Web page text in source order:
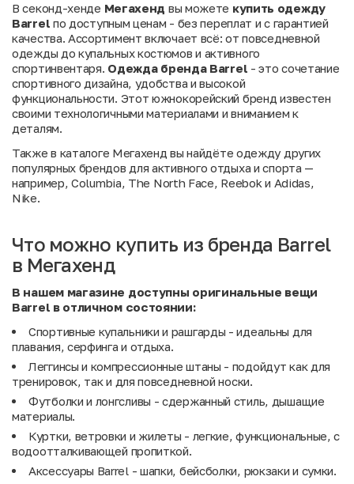
В секонд-хенде Мегахенд вы можете купить одежду
Barrel по доступным ценам - без переплат и с гарантией
качества. Ассортимент включает всё: от повседневной
одежды до купальных костюмов и активного
спортинвентаря. Одежда бренда Barrel - это сочетание
спортивного дизайна, удобства и высокой
функциональности. Этот южнокорейский бренд известен
своими технологичными материалами и вниманием к
деталям.
Также в каталоге Мегахенд вы найдёте одежду других
популярных брендов для активного отдыха и спорта —
например, Columbia, The North Face, Reebok и Adidas,
Nike.
Что можно купить из бренда Barrel
в Мегахенд
В нашем магазине доступны оригинальные вещи
Barrel в отличном состоянии:
Спортивные купальники и рашгарды - идеальны для
плавания, серфинга и отдыха.
Леггинсы и компрессионные штаны - подойдут как для
тренировок, так и для повседневной носки.
Футболки и лонгсливы - сдержанный стиль, дышащие
материалы.
Куртки, ветровки и жилеты - легкие, функциональные, с
водоотталкивающей пропиткой.
Аксессуары Barrel - шапки, бейсболки, рюкзаки и сумки.